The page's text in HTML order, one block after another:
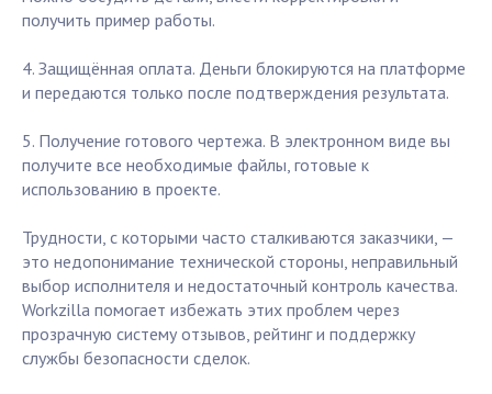
получить пример работы.
4. Защищённая оплата. Деньги блокируются на платформе
и передаются только после подтверждения результата.
5. Получение готового чертежа. В электронном виде вы
получите все необходимые файлы, готовые к
использованию в проекте.
Трудности, с которыми часто сталкиваются заказчики, —
это недопонимание технической стороны, неправильный
выбор исполнителя и недостаточный контроль качества.
Workzilla помогает избежать этих проблем через
прозрачную систему отзывов, рейтинг и поддержку
службы безопасности сделок.